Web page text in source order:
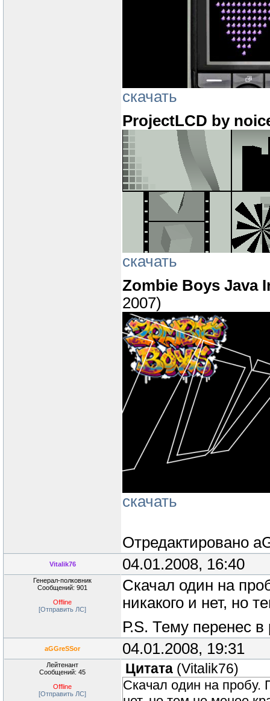
скачать
ProjectLCD by
скачать
Zombie Boys Java
2007)
скачать
Отредактировано
Vitalik76 04.01.2008, 16:40
Генерал-полковник
Сообщений: 901
Offline
[Отправить ЛС]
Скачал один на
никакого и нет, но
Р.S. Тему перенес в
aGGreSSor 04.01.2008, 19:31
Лейтенант
Сообщений: 45
Offline
[Отправить ЛС]
Цитата (Vitalik76)
Скачал один на пробу.